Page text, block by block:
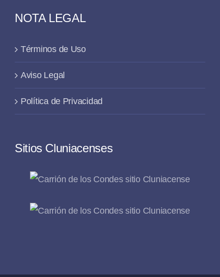
NOTA LEGAL
Términos de Uso
Aviso Legal
Política de Privacidad
Sitios Cluniacenses